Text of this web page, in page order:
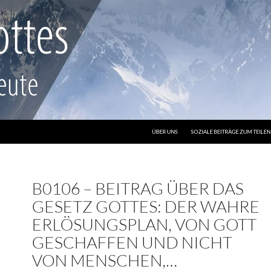
ÜBER UNS
SOZIALE BEITRÄGE ZUM TEILEN
B0106 – BEITRAG ÜBER DAS
GESETZ GOTTES: DER WAHRE
ERLÖSUNGSPLAN, VON GOTT
GESCHAFFEN UND NICHT
VON MENSCHEN,…